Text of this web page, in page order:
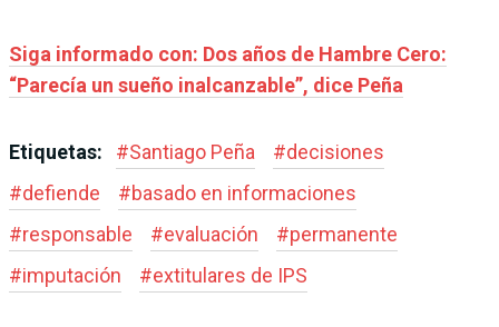
Siga informado con: Dos años de Hambre Cero:
“Parecía un sueño inalcanzable”, dice Peña
Etiquetas: #Santiago Peña #decisiones
#defiende #basado en informaciones
#responsable #evaluación #permanente
#imputación #extitulares de IPS